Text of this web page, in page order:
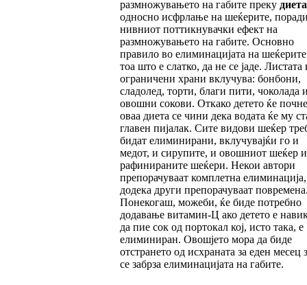
размножувањето на габите преку диета
односно исфрлање на шеќерите,
нивниот поттикнувачки ефект на
размножувањето на габите. Основно
правило во елиминацијата на
тоа што е слатко, да не се јаде. Листата
ограничени храни вклучува: бонбони,
сладолед, торти, благи пити, чоколада
овошни сокови. Откако детето ќе
оваа диета се чини дека водата ќе му
главен пијалак. Сите видови шеќер
бидат елиминирани, вклучувајќи го и
медот, и сирупите, и овошниот шеќер и
рафинираните шеќери. Некои автори
препорачуваат комплетна елиминација,
додека други препорачуваат
Понекогаш, можеби, ќе биде потребно
додавање витамин-Ц ако детето е
да пие сок од портокал кој, исто така, е
елиминиран. Овошјето мора да биде
отстрането од исхраната за еден месец
се забрза елиминацијата на габите.